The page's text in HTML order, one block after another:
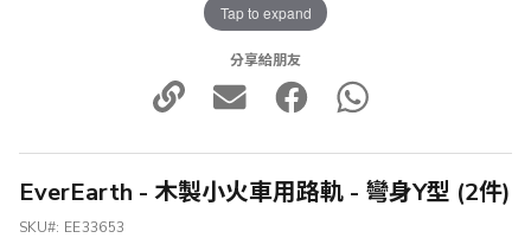
Tap to expand
分享給朋友
EverEarth - 木製小火車用路軌 - 彎身Y型 (2件)
SKU
EE33653